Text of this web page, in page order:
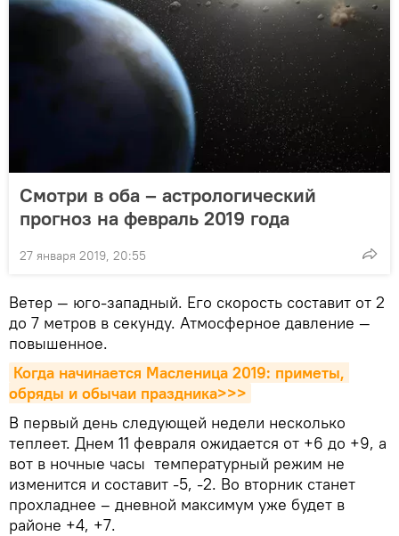
Смотри в оба – астрологический
прогноз на февраль 2019 года
27 января 2019, 20:55
Ветер — юго-западный. Его скорость составит от 2
до 7 метров в секунду. Атмосферное давление —
повышенное.
Когда начинается Масленица 2019: приметы,
обряды и обычаи праздника>>>
В первый день следующей недели несколько
теплеет. Днем 11 февраля ожидается от +6 до +9, а
вот в ночные часы температурный режим не
изменится и составит -5, -2. Во вторник станет
прохладнее – дневной максимум уже будет в
районе +4, +7.